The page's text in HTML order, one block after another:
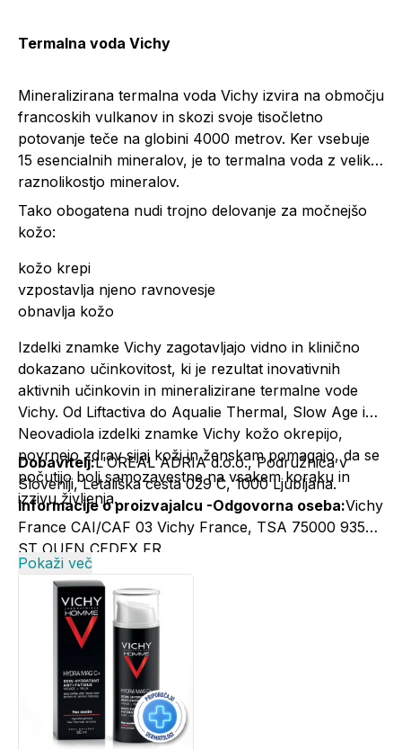
Termalna voda Vichy
Mineralizirana termalna voda Vichy izvira na območju
francoskih vulkanov in skozi svoje tisočletno
potovanje teče na globini 4000 metrov. Ker vsebuje
15 esencialnih mineralov, je to termalna voda z veliko
raznolikostjo mineralov.
Tako obogatena nudi trojno delovanje za močnejšo
kožo:
kožo krepi
vzpostavlja njeno ravnovesje
obnavlja kožo
Izdelki znamke Vichy zagotavljajo vidno in klinično
dokazano učinkovitost, ki je rezultat inovativnih
aktivnih učinkovin in mineralizirane termalne vode
Vichy. Od Liftactiva do Aqualie Thermal, Slow Age in
Neovadiola izdelki znamke Vichy kožo okrepijo,
povrnejo zdrav sijaj koži in ženskam pomagajo, da se
počutijo bolj samozavestne na vsakem koraku in
izzivu življenja.
Dobavitelj:L'OREAL ADRIA d.o.o., Podružnica v
Sloveniji, Letališka cesta 029 C, 1000 Ljubljana.
Informacije o proizvajalcu -Odgovorna oseba:Vichy
France CAI/CAF 03 Vichy France, TSA 75000 93584
ST OUEN CEDEX FR.
Kontakt:+386 1 5800 980, vichy@si.oaccare.com,
cena je obračunana po ceniku operaterja//
www.vichy.si
Pokaži več